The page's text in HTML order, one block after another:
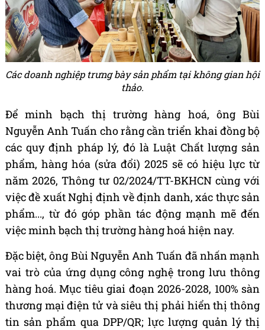
Các doanh nghiệp trưng bày sản phẩm tại không gian hội
thảo.
Để minh bạch thị trường hàng hoá, ông Bùi
Nguyễn Anh Tuấn cho rằng cần triển khai đồng bộ
các quy định pháp lý, đó là Luật Chất lượng sản
phẩm, hàng hóa (sửa đổi) 2025 sẽ có hiệu lực từ
năm 2026, Thông tư 02/2024/TT-BKHCN cùng với
việc đề xuất Nghị định về định danh, xác thực sản
phẩm..., từ đó góp phần tác động mạnh mẽ đến
việc minh bạch thị trường hàng hoá hiện nay.
Đặc biệt, ông Bùi Nguyễn Anh Tuấn đã nhấn mạnh
vai trò của ứng dụng công nghệ trong lưu thông
hàng hoá. Mục tiêu giai đoạn 2026-2028, 100% sàn
thương mại điện tử và siêu thị phải hiển thị thông
tin sản phẩm qua DPP/QR; lực lượng quản lý thị